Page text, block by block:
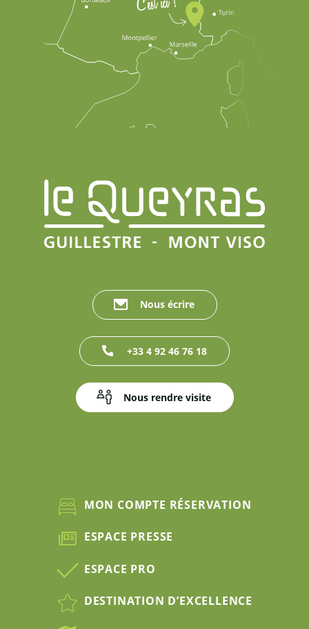
Nous écrire
+33 4 92 46 76 18
Nous rendre visite
MON COMPTE RÉSERVATION
ESPACE PRESSE
ESPACE PRO
DESTINATION D’EXCELLENCE